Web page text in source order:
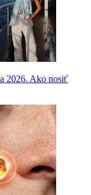
2026. Ako nosiť